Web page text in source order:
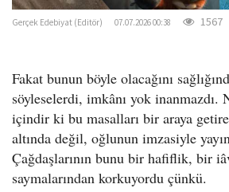
Gerçek Edebiyat (Editör) 07.07.2026 00:38 1567
Fakat bunun böyle olacağını
söyleselerdi, imkânı yok inanmazdı.
içindir ki bu masalları bir araya
altında değil, oğlunun imzasiyle
Çağdaşlarının bunu bir hafiflik, bir
saymalarından korkuyordu çünkü.